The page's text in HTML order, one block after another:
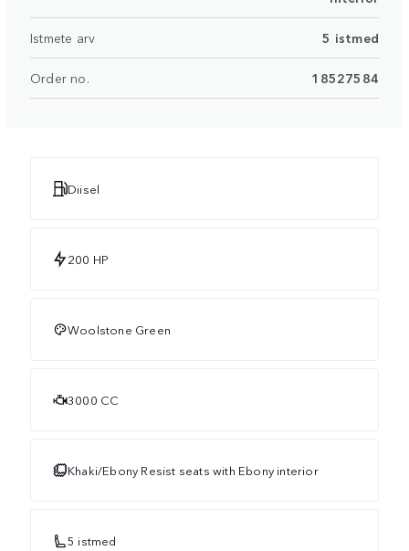
Istmete arv 5 istmed
Order no. 18527584
Diisel
200 HP
Woolstone Green
3000 CC
Khaki/Ebony Resist seats with Ebony interior
5 istmed